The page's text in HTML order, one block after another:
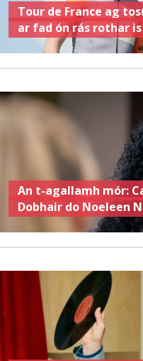
Tour de France ag
ar fad ón rás rothar
An t-agallamh mór:
Dobhair do Noeleen